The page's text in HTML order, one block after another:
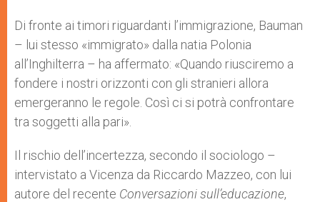
Di fronte ai timori riguardanti l’immigrazione, Bauman
– lui stesso «immigrato» dalla natia Polonia
all’Inghilterra – ha affermato: «Quando riusciremo a
fondere i nostri orizzonti con gli stranieri allora
emergeranno le regole. Così ci si potrà confrontare
tra soggetti alla pari».
Il rischio dell’incertezza, secondo il sociologo –
intervistato a Vicenza da Riccardo Mazzeo, con lui
autore del recente Conversazioni sull’educazione,